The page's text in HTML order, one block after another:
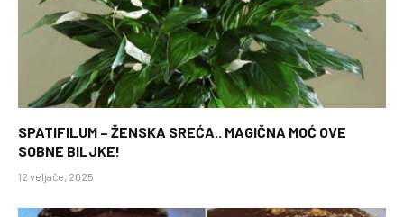
SPATIFILUM – ŽENSKA SREĆA.. MAGIČNA MOĆ OVE
SOBNE BILJKE!
12 veljače, 2025